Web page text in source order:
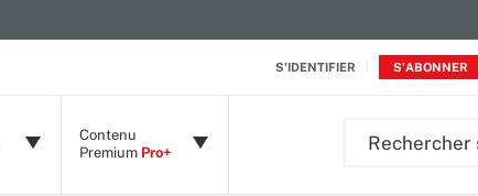
S'IDENTIFIER S'ABONNER
Contenu
Premium Pro+